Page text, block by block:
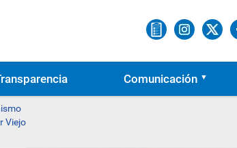
Comunicación
Viejo